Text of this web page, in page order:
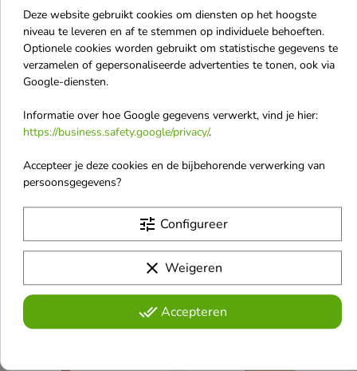
maltobionzuur.

favorite_border
Tołpa Bionic Cream in
capsules Hydro - glow
60 g
Hydraterende gel met vitamine C
en maltobionzuurcapsules die
de huid direct verheldert,
lang intensief hydrateert,
waardoor de jeugdige gloed en
€ 22,80
Paese All About The
Glow Illuminating Face
Cream + Losse
Rijstpoeder
Paese All About The Base 02 is
biedt tussen huidverzorging en
make-up. De verhelderende
crème hydrateert en voedt de
€ 26,90
Deze website gebruikt cookies om diensten op het hoogste
niveau te leveren en af te stemmen op individuele behoeften.
Optionele cookies worden gebruikt om statistische gegevens te
verzamelen of gepersonaliseerde advertenties te tonen, ook via
Google-diensten.
Informatie over hoe Google gegevens verwerkt, vind je hier:
https://business.safety.google/privacy/.
Accepteer je deze cookies en de bijbehorende verwerking van
persoonsgegevens?
tune Configureer
clear Weigeren
done_all Accepteren